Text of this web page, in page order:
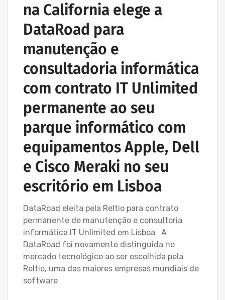
na California elege a
DataRoad para
manutenção e
consultadoria informática
com contrato IT Unlimited
permanente ao seu
parque informático com
equipamentos Apple, Dell
e Cisco Meraki no seu
escritório em Lisboa
DataRoad eleita pela Reltio para contrato
permanente de manutenção e consultoria
informática IT Unlimited em Lisboa A
DataRoad foi novamente distinguida no
mercado tecnológico ao ser escolhida pela
Reltio, uma das maiores empresas mundiais de
software